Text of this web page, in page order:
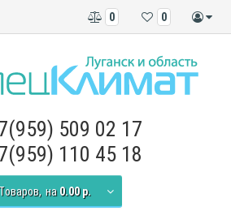
0
0
509 02 17
110 45 18
Tоваров, на 0.00 р.